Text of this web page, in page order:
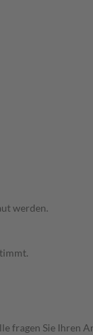
werden.
fragen Sie Ihren